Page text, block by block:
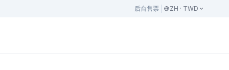
后台售票 ZH · TWD